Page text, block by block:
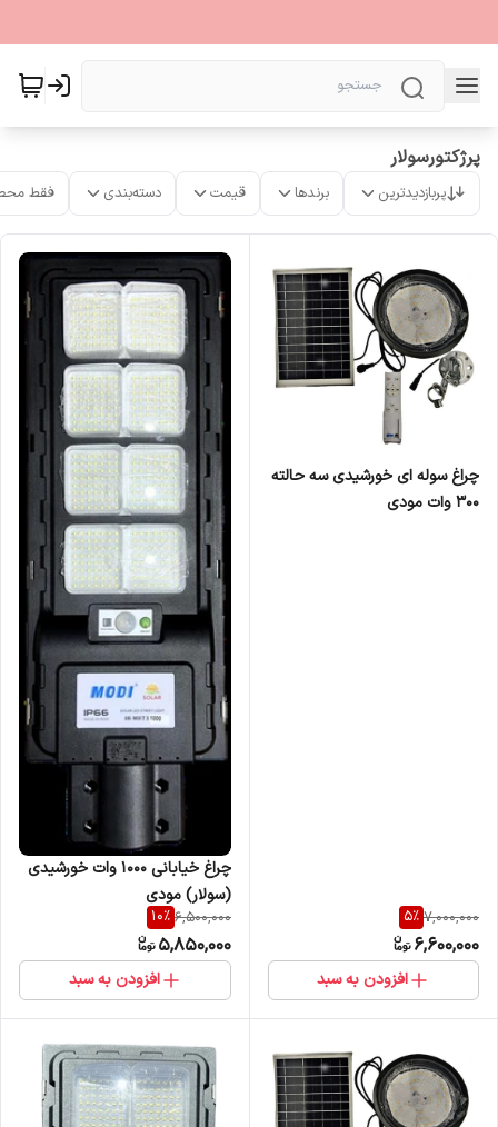
پرژکتورسولار
پربازدیدترین برندها قیمت دسته‌بندی فقط
چراغ سوله ای خورشیدی سه حالته
300 وات مودی
7,000,000
5%
6,600,000
افزودن به سبد
چراغ خیابانی 1000 وات خورشیدی
(سولار) مودی
6,500,000
10%
5,850,000
افزودن به سبد